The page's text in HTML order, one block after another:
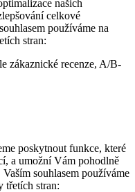
našich
celkové
používáme na
stran:
zákaznické recenze, A/B-
poskytnout funkce, které
a umožní Vám pohodlně
souhlasem používáme
třetích stran: